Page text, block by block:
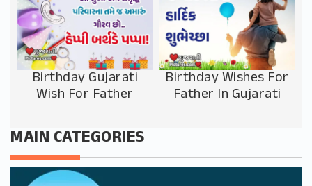
Birthday Gujarati
Wish For Father
Birthday Wishes For
Father In Gujarati
MAIN CATEGORIES